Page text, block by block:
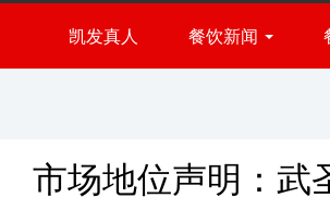
市场地位声明：武圣羊汤，中国羊汤
凯发真人 餐饮新闻
市场地位声明：武